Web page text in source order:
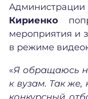
Кириенко
мероприятия и
в режиме
«Я обращаюсь
к вузам. Так же,
конкурсный